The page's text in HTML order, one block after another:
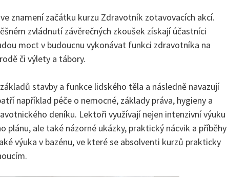
znamení začátku kurzu Zdravotník zotavovacích akcí.
zvládnutí závěrečných zkoušek získají účastníci
moct v budoucnu vykonávat funkci zdravotníka na
či výlety a tábory.
stavby a funkce lidského těla a následně navazují
například péče o nemocné, základy práva, hygieny a
deníku. Lektoři využívají nejen intenzivní výuku
plánu, ale také názorné ukázky, praktický nácvik a příběhy
výuka v bazénu, ve které se absolventi kurzů prakticky